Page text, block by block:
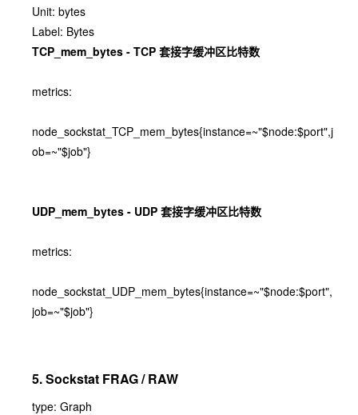
Unit: bytes
Label: Bytes
TCP_mem_bytes - TCP 套接字缓冲区比特数
metrics:
node_sockstat_TCP_mem_bytes{instance=~"$node:$port",j
ob=~"$job"}
UDP_mem_bytes - UDP 套接字缓冲区比特数
metrics:
node_sockstat_UDP_mem_bytes{instance=~"$node:$port",
job=~"$job"}
5. Sockstat FRAG / RAW
type: Graph